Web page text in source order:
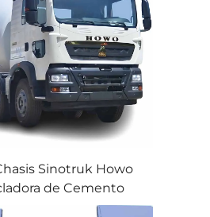
Sinotruk Howo
de Cemento
Howo TX5 340HP 8*4